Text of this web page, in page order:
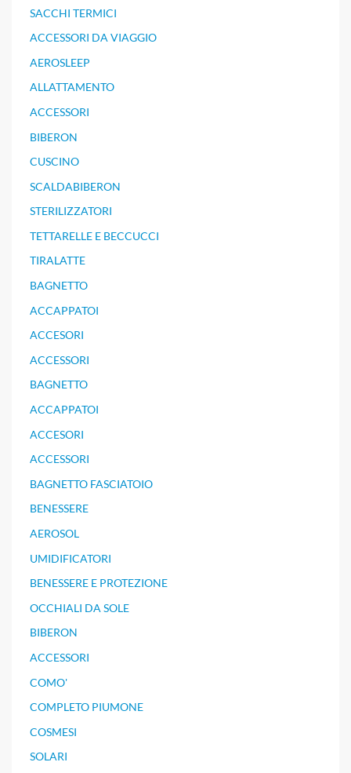
SACCHI TERMICI
ACCESSORI DA VIAGGIO
AEROSLEEP
ALLATTAMENTO
ACCESSORI
BIBERON
CUSCINO
SCALDABIBERON
STERILIZZATORI
TETTARELLE E BECCUCCI
TIRALATTE
BAGNETTO
ACCAPPATOI
ACCESORI
ACCESSORI
BAGNETTO
ACCAPPATOI
ACCESORI
ACCESSORI
BAGNETTO FASCIATOIO
BENESSERE
AEROSOL
UMIDIFICATORI
BENESSERE E PROTEZIONE
OCCHIALI DA SOLE
BIBERON
ACCESSORI
COMO'
COMPLETO PIUMONE
COSMESI
SOLARI